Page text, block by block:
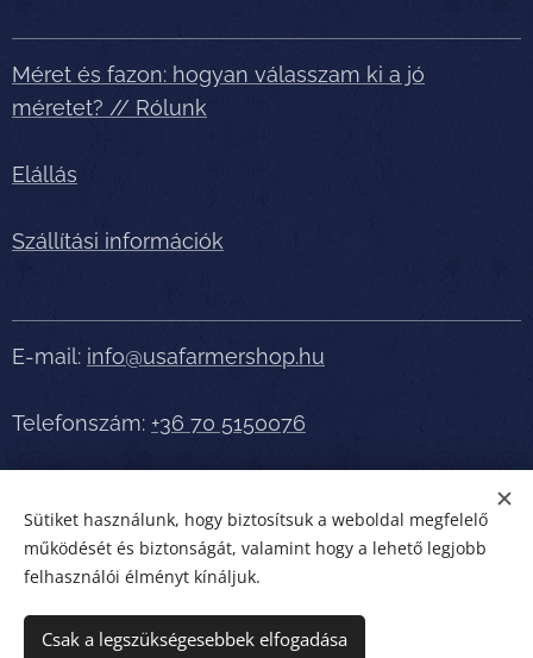
Méret és fazon: hogyan válasszam ki a jó
méretet? // Rólunk
Elállás
Szállítási információk
E-mail: info@usafarmershop.hu
Telefonszám: +36 70 5150076
Részletes tájékoztatásért, segítségért telefonáljon
bátran!
Sütiket használunk, hogy biztosítsuk a weboldal megfelelő
működését és biztonságát, valamint hogy a lehető legjobb
felhasználói élményt kínáljuk.
Csak a legszükségesebbek elfogadása